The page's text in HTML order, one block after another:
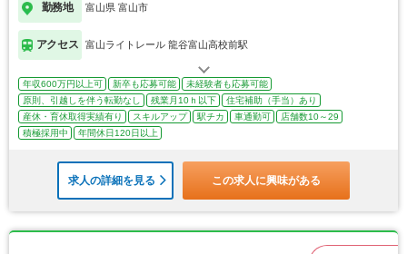
勤務地 富山県 富山市
アクセス 富山ライトレール 龍谷富山高校前駅
年収600万円以上可 新卒も応募可能
未経験者も応募可能
原則、引越しを伴う転勤なし
残業月10ｈ以下
住宅補助（手当）あり
産休・育休取得実績有り
スキルアップ 駅チカ 車通勤可
店舗数10～29
積極採用中
年間休日120日以上
求人の詳細を見る この求人に興味がある